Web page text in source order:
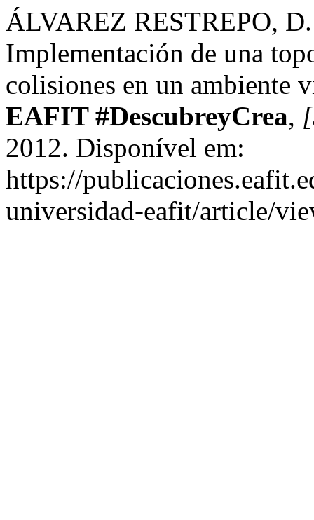
ÁLVAREZ RESTREPO,
Implementación de una
colisiones en un ambiente
EAFIT #DescubreyCrea,
2012. Disponível em:
https://
universidad-eafit/article/